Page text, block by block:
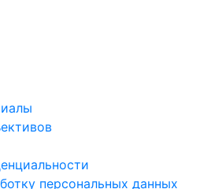
персональных данных